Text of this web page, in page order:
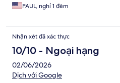
PAUL, nghỉ 1 đêm
Nhận xét đã xác thực
10/10 - Ngoại hạng
02/06/2026
Dịch với Google